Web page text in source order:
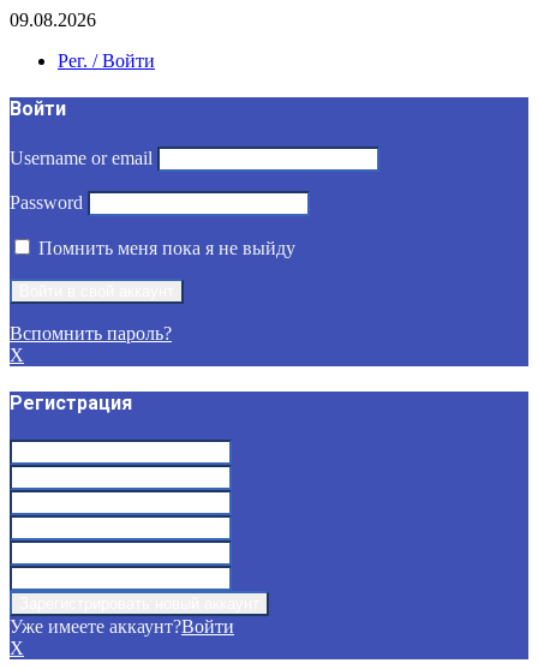
09.08.2026
Рег. / Войти
Войти
Username or email
Password
Помнить меня пока я не выйду
Вспомнить пароль?
X
Регистрация
Уже имеете аккаунт?Войти
X